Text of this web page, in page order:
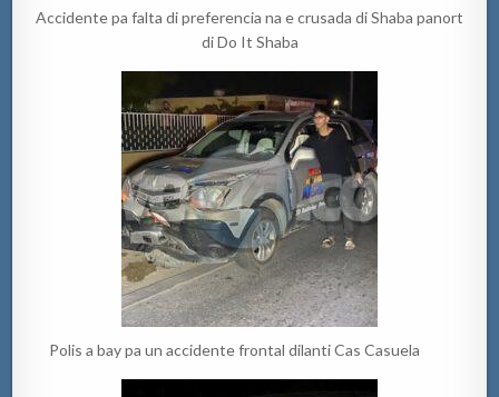
Accidente pa falta di preferencia na e crusada di Shaba panort
di Do It Shaba
Polis a bay pa un accidente frontal dilanti Cas Casuela